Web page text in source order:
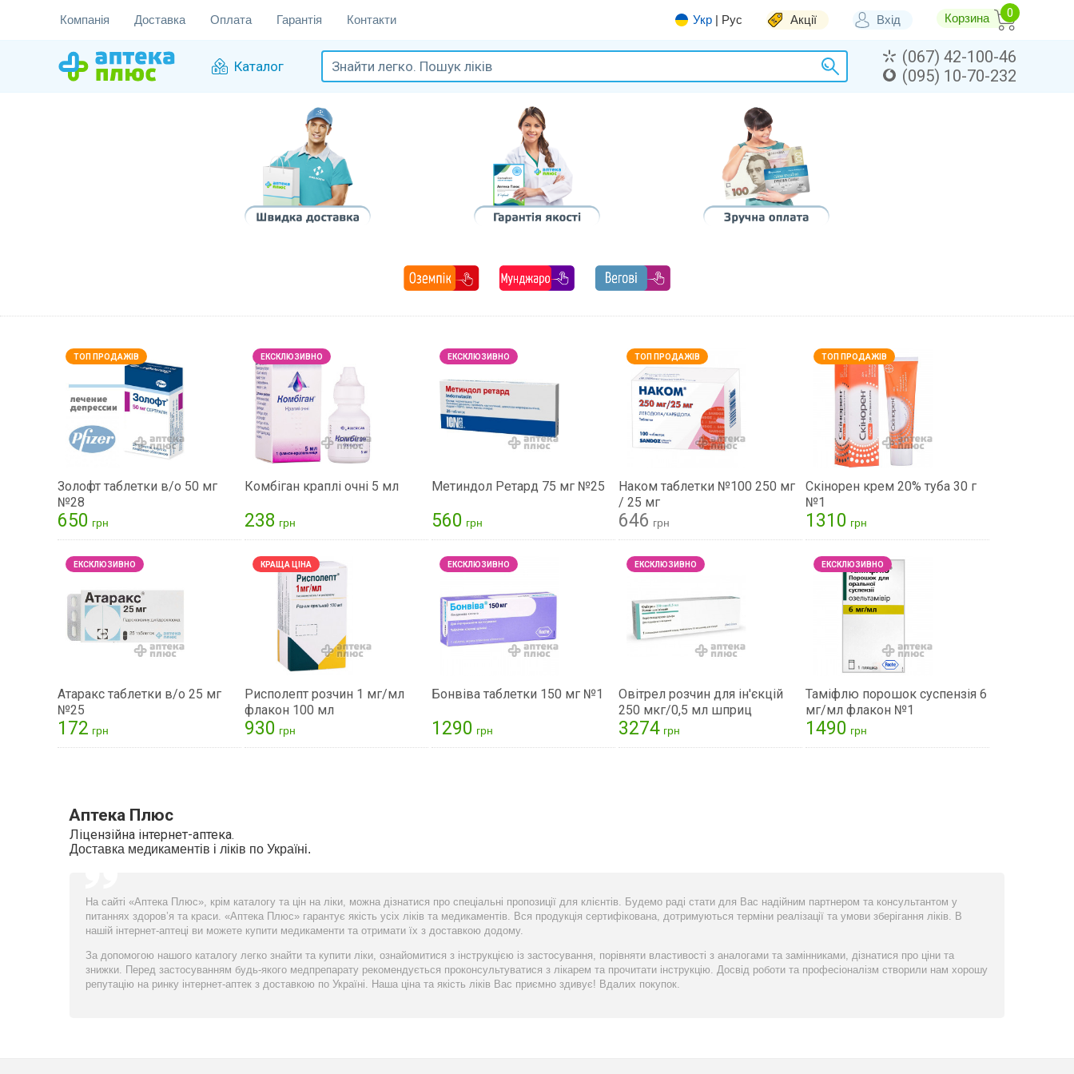
Компанія Доставка Оплата Гарантія Контакти Укр | Рус Акції Вхід Корзина
Каталог
(067) 42-100-46
(095) 10-70-232
Золофт таблетки в/о 50 мг
№28
650 грн
Комбіган краплі очні 5 мл
238 грн
Метиндол Ретард 75 мг №25
560 грн
Наком таблетки №100 250 мг
/ 25 мг
646 грн
Скінорен крем 20% туба 30 г
№1
1310 грн
Атаракс таблетки в/о 25 мг
№25
172 грн
Рисполепт розчин 1 мг/мл
флакон 100 мл
930 грн
Бонвіва таблетки 150 мг №1
1290 грн
Овітрел розчин для ін'єкцій
250 мкг/0,5 мл шприц
3274 грн
Таміфлю порошок суспензія 6
мг/мл флакон №1
1490 грн
Аптека Плюс
Ліцензійна інтернет-аптека.
Доставка медикаментів і ліків по Україні.
На сайті «Аптека Плюс», крім каталогу та цін на ліки, можна дізнатися про спеціальні пропозиції для клієнтів. Будемо раді стати для Вас надійним партнером та консультантом у
питаннях здоров’я та краси. «Аптека Плюс» гарантує якість усіх ліків та медикаментів. Вся продукція сертифікована, дотримуються терміни реалізації та умови зберігання ліків. В
нашій інтернет-аптеці ви можете купити медикаменти та отримати їх з доставкою додому.
За допомогою нашого каталогу легко знайти та купити ліки, ознайомитися з інструкцією із застосування, порівняти властивості з аналогами та замінниками, дізнатися про ціни та
знижки. Перед застосуванням будь-якого медпрепарату рекомендується проконсультуватися з лікарем та прочитати інструкцію. Досвід роботи та професіоналізм створили нам хорошу
репутацію на ринку інтернет-аптек з доставкою по Україні. Наша ціна та якість ліків Вас приємно здивує! Вдалих покупок.